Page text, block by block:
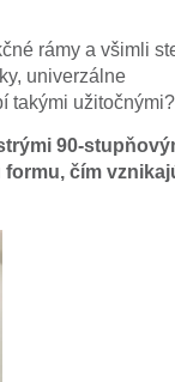
rámy a všimli
univerzálne
takými užitočnými?
90-
formu, čím